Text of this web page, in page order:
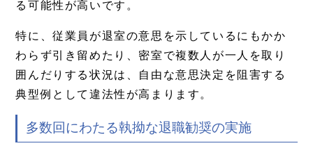
る可能性が高いです。
特に、従業員が退室の意思を示しているにもかか
わらず引き留めたり、密室で複数人が一人を取り
囲んだりする状況は、自由な意思決定を阻害する
典型例として違法性が高まります。
多数回にわたる執拗な退職勧奨の実施